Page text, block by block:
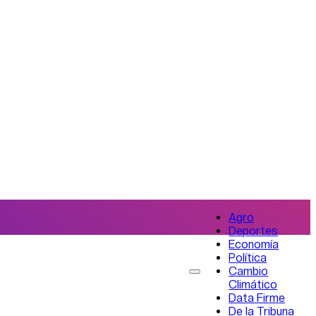
Agro
Deportes
Economía
Política
Cambio
Climático
Data Firme
De la Tribuna